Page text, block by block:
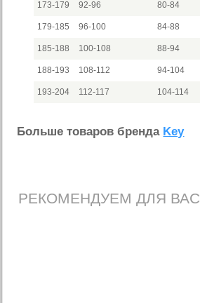
173-179 92-96 80-84
179-185 96-100 84-88
185-188 100-108 88-94
188-193 108-112 94-104
193-204 112-117 104-114
Больше товаров бренда Key
РЕКОМЕНДУЕМ ДЛЯ ВАС